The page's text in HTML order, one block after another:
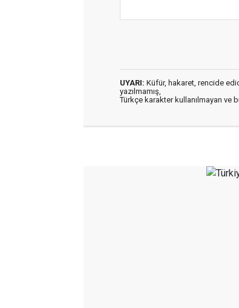
UYARI: Küfür, hakaret, rencide
yazılmamış,
Türkçe karakter kullanılmayan ve